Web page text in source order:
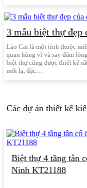
3 mẫu biệt thự đẹp
Lào Cai là một tỉnh thuộc
quan hùng vĩ và say đắm
biệt thự cũng được thiết kế
mới lạ, đặc…
Các dự án thiết kế
Biệt thự 4 tầng tân
Ninh KT21188